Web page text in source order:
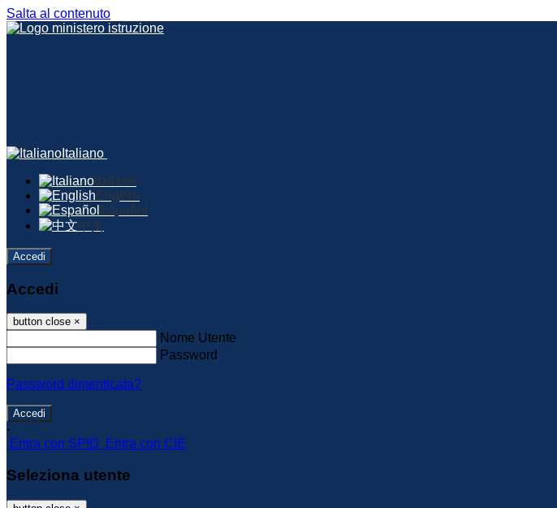
Salta al contenuto
Italiano
Italiano
English
Español
中文
Accedi
Accedi
button close ×
Nome Utente
Password
Password dimenticata?
-
Entra con SPID
Entra con CIE
Seleziona utente